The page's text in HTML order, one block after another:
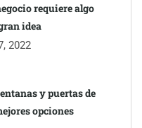
requiere algo
idea
2022
y puertas de
opciones